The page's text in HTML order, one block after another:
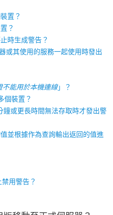
置？
？
時生成警告？
或其使用的服務一起使用時發出
不能用於本機連線」？
個裝置？
鐘或更長時間無法存取時才發出警
並根據作為查詢輸出返回的值進
用警告？